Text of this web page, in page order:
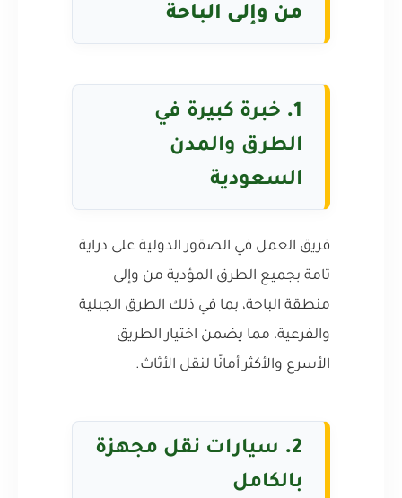
من وإلى الباحة
1.
خبرة كبيرة في
الطرق والمدن
السعودية
فريق العمل في الصقور الدولية على دراية
تامة بجميع الطرق المؤدية من وإلى
منطقة الباحة، بما في ذلك الطرق الجبلية
والفرعية، مما يضمن اختيار الطريق
الأسرع والأكثر أمانًا لنقل الأثاث.
2.
سيارات نقل مجهزة
بالكامل